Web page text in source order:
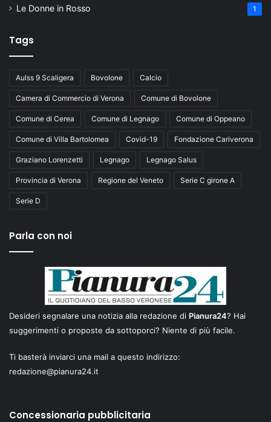
Le Donne in Rosso 1
Tags
Aulss 9 Scaligera Bovolone Calcio
Camera di Commercio di Verona Comune di Bovolone
Comune di Cerea Comune di Legnago Comune di Oppeano
Comune di Villa Bartolomea Covid-19 Fondazione Cariverona
Graziano Lorenzetti Legnago Legnago Salus
Provincia di Verona Regione del Veneto Serie C girone A
Serie D
Parla con noi
Desideri segnalare una notizia alla redazione di Pianura24? Hai
suggerimenti o proposte da sottoporci? Niente di più facile.
Ti basterà inviarci una mail a questo indirizzo:
redazione@pianura24.it
Concessionaria pubblicitaria